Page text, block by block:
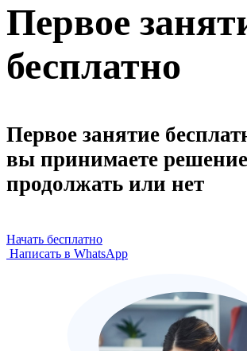
Первое
бесплатно
Первое занятие
вы принимаете решение
продолжать или нет
Начать бесплатно
Написать в WhatsApp